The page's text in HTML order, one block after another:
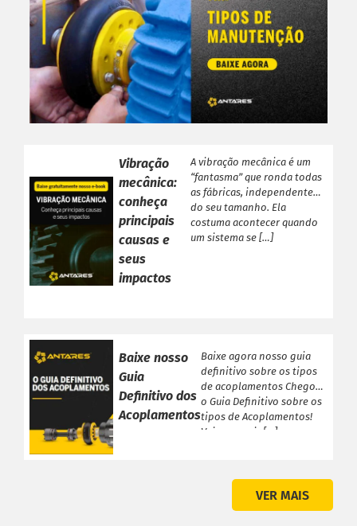
Vibração
mecânica:
conheça
principais
causas e
seus
impactos
A vibração mecânica é um
“fantasma” que ronda todas
as fábricas, independente
do seu tamanho. Ela
costuma acontecer quando
um sistema se […]
Baixe nosso
Guia
Definitivo dos
Acoplamentos
Baixe agora nosso guia
definitivo sobre os tipos
de acoplamentos Chegou
o Guia Definitivo sobre os
tipos de Acoplamentos!
Veja a seguir […]
VER MAIS